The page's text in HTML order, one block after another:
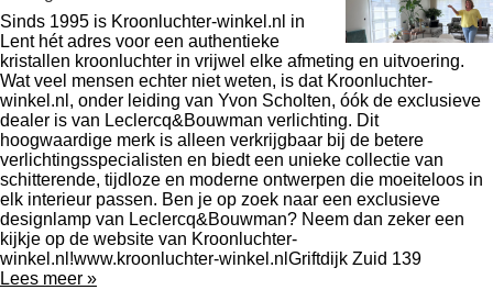
Sinds 1995 is Kroonluchter-winkel.nl in
Lent hét adres voor een authentieke
kristallen kroonluchter in vrijwel elke afmeting en uitvoering.
Wat veel mensen echter niet weten, is dat Kroonluchter-
winkel.nl, onder leiding van Yvon Scholten, óók de exclusieve
dealer is van Leclercq&Bouwman verlichting. Dit
hoogwaardige merk is alleen verkrijgbaar bij de betere
verlichtingsspecialisten en biedt een unieke collectie van
schitterende, tijdloze en moderne ontwerpen die moeiteloos in
elk interieur passen. Ben je op zoek naar een exclusieve
designlamp van Leclercq&Bouwman? Neem dan zeker een
kijkje op de website van Kroonluchter-
winkel.nl!www.kroonluchter-winkel.nlGriftdijk Zuid 139
Lees meer »